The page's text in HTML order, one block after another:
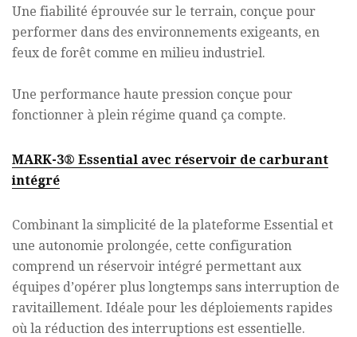
Une fiabilité éprouvée sur le terrain, conçue pour
performer dans des environnements exigeants, en
feux de forêt comme en milieu industriel.
Une performance haute pression conçue pour
fonctionner à plein régime quand ça compte.
MARK-3® Essential avec réservoir de carburant
intégré
Combinant la simplicité de la plateforme Essential et
une autonomie prolongée, cette configuration
comprend un réservoir intégré permettant aux
équipes d’opérer plus longtemps sans interruption de
ravitaillement. Idéale pour les déploiements rapides
où la réduction des interruptions est essentielle.